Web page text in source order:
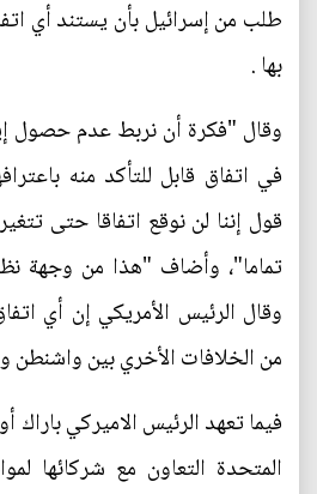
طلب من إسرائيل بأن يستند أي
بها .
وقال "فكرة أن نربط عدم حصول
في اتفاق قابل للتأكد منه
قول إننا لن نوقع اتفاقا حتى
تماما"، وأضاف "هذا من وجهة
وقال الرئيس الأمريكي إن أي
من الخلافات الأخري بين واشنطن
فيما تعهد الرئيس الاميركي باراك
المتحدة التعاون مع شركائها